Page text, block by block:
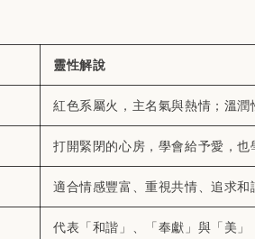
靈性解說
紅色系屬火，主名氣與熱情；溫
打開緊閉的心房，學會給予愛，也
適合情感豐富、重視共情、追求和
代表「和諧」、「奉獻」與「美」